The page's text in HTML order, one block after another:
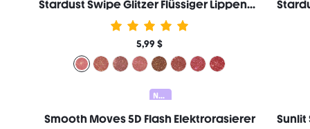
Stardust Swipe Glitzer Flüssiger Lippenstift-137 Cosmic Pink Lipgloss Sofortiger Glitzer-Glanz Langanhaltendes Mattes Finish Übertragungsfest Wischfest Marken-Schönheit Kosmetik Make-up für Frauen und Mädchen
5,99 $
Neu
Smooth Moves 5D Flash Elektrorasierer